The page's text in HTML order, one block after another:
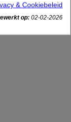
& Cookiebeleid
op: 02-02-2026